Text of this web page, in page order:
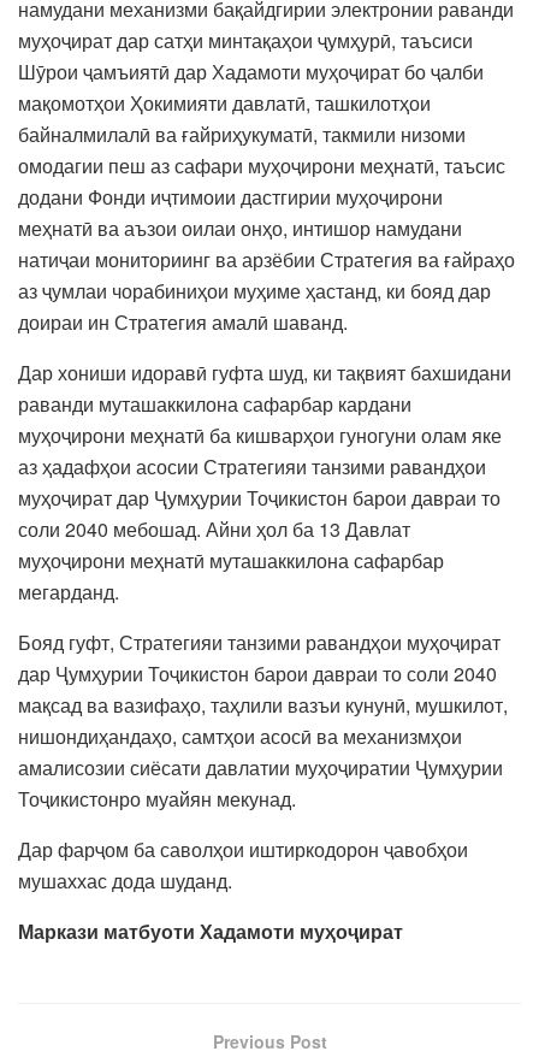
намудани механизми бақайдгирии электронии раванди
муҳоҷират дар сатҳи минтақаҳои ҷумҳурӣ, таъсиси
Шӯрои ҷамъиятӣ дар Хадамоти муҳоҷират бо ҷалби
мақомотҳои Ҳокимияти давлатӣ, ташкилотҳои
байналмилалӣ ва ғайриҳукуматӣ, такмили низоми
омодагии пеш аз сафари муҳоҷирони меҳнатӣ, таъсис
додани Фонди иҷтимоии дастгирии муҳоҷирони
меҳнатӣ ва аъзои оилаи онҳо, интишор намудани
натиҷаи мониториинг ва арзёбии Стратегия ва ғайраҳо
аз ҷумлаи чорабиниҳои муҳиме ҳастанд, ки бояд дар
доираи ин Стратегия амалӣ шаванд.
Дар хониши идоравӣ гуфта шуд, ки тақвият бахшидани
раванди муташаккилона сафарбар кардани
муҳоҷирони меҳнатӣ ба кишварҳои гуногуни олам яке
аз ҳадафҳои асосии Стратегияи танзими равандҳои
муҳоҷират дар Ҷумҳурии Тоҷикистон барои давраи то
соли 2040 мебошад. Айни ҳол ба 13 Давлат
муҳоҷирони меҳнатӣ муташаккилона сафарбар
мегарданд.
Бояд гуфт, Стратегияи танзими равандҳои муҳоҷират
дар Ҷумҳурии Тоҷикистон барои давраи то соли 2040
мақсад ва вазифаҳо, таҳлили вазъи кунунӣ, мушкилот,
нишондиҳандаҳо, самтҳои асосӣ ва механизмҳои
амалисозии сиёсати давлатии муҳоҷиратии Ҷумҳурии
Тоҷикистонро муайян мекунад.
Дар фарҷом ба саволҳои иштиркодорон ҷавобҳои
мушаххас дода шуданд.
Маркази матбуоти Хадамоти муҳоҷират
Previous Post